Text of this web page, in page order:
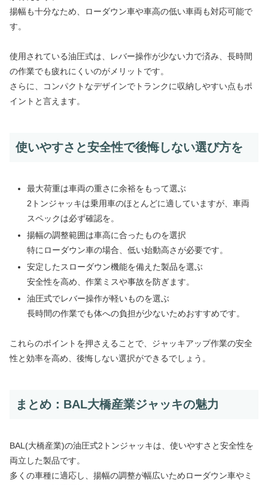
揚幅も十分なため、ローダウン車や車高の低い車両も対応可能で
す。
使用されている油圧式は、レバー操作が少ない力で済み、長時間
の作業でも疲れにくいのがメリットです。
さらに、コンパクトなデザインでトランクに収納しやすい点もポ
イントと言えます。
使いやすさと安全性で後悔しない選び方を
最大荷重は車両の重さに余裕をもって選ぶ
2トンジャッキは乗用車のほとんどに適していますが、車両
スペックは必ず確認を。
揚幅の調整範囲は車高に合ったものを選択
特にローダウン車の場合、低い始動高さが必要です。
安定したスローダウン機能を備えた製品を選ぶ
安全性を高め、作業ミスや事故を防ぎます。
油圧式でレバー操作が軽いものを選ぶ
長時間の作業でも体への負担が少ないためおすすめです。
これらのポイントを押さえることで、ジャッキアップ作業の安全
性と効率を高め、後悔しない選択ができるでしょう。
まとめ：BAL大橋産業ジャッキの魅力
BAL(大橋産業)の油圧式2トンジャッキは、使いやすさと安全性を
両立した製品です。
多くの車種に適応し、揚幅の調整が幅広いためローダウン車やミ